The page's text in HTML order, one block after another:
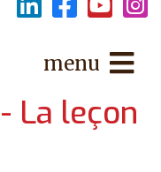
menu
La leçon